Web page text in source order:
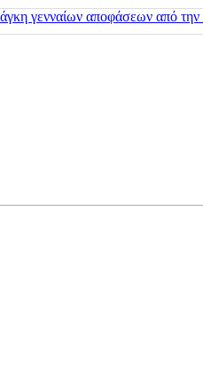
γενναίων αποφάσεων από την